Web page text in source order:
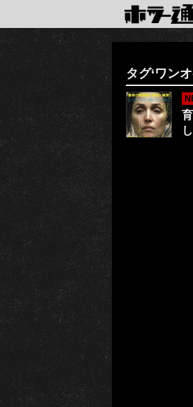
タグ‘ワン